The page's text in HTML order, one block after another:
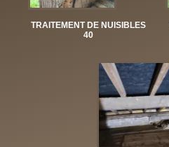
TRAITEMENT DE NUISIBLES
40